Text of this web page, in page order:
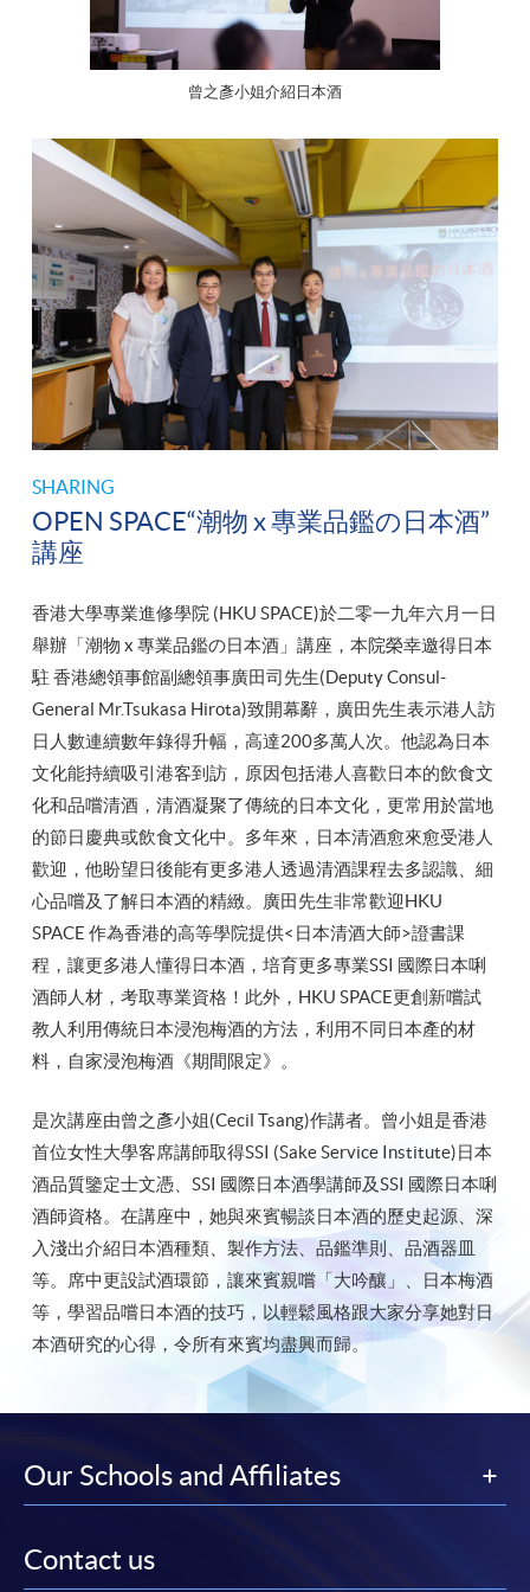
SHARING
OPEN SPACE“潮物 x 專業品鑑の日本酒”
講座
香港大學專業進修學院 (HKU SPACE)於二零一九年六月一日
舉辦「潮物 x 專業品鑑の日本酒」講座，本院榮幸邀得日本
駐 香港總領事館副總領事廣田司先生(Deputy Consul-
General Mr.Tsukasa Hirota)致開幕辭，廣田先生表示港人訪
日人數連續數年錄得升幅，高達200多萬人次。他認為日本
文化能持續吸引港客到訪，原因包括港人喜歡日本的飲食文
化和品嚐清酒，清酒凝聚了傳統的日本文化，更常用於當地
的節日慶典或飲食文化中。多年來，日本清酒愈來愈受港人
歡迎，他盼望日後能有更多港人透過清酒課程去多認識、細
心品嚐及了解日本酒的精緻。廣田先生非常歡迎HKU
SPACE 作為香港的高等學院提供<日本清酒大師>證書課
程，讓更多港人懂得日本酒，培育更多專業SSI 國際日本唎
酒師人材，考取專業資格！此外，HKU SPACE更創新嚐試
教人利用傳統日本浸泡梅酒的方法，利用不同日本產的材
料，自家浸泡梅酒《期間限定》。
是次講座由曾之彥小姐(Cecil Tsang)作講者。曾小姐是香港
首位女性大學客席講師取得SSI (Sake Service Institute)日本
酒品質鑒定士文憑、SSI 國際日本酒學講師及SSI 國際日本唎
酒師資格。在講座中，她與來賓暢談日本酒的歷史起源、深
入淺出介紹日本酒種類、製作方法、品鑑準則、品酒器皿
等。席中更設試酒環節，讓來賓親嚐「大吟釀」、日本梅酒
等，學習品嚐日本酒的技巧，以輕鬆風格跟大家分享她對日
本酒研究的心得，令所有來賓均盡興而歸。
曾之彥小姐介紹日本酒
Our Schools and Affiliates
Contact us